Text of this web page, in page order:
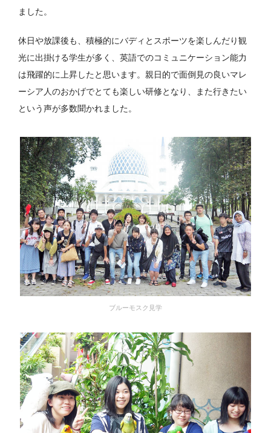
ました。
休日や放課後も、積極的にバディとスポーツを楽しんだり観
光に出掛ける学生が多く、英語でのコミュニケーション能力
は飛躍的に上昇したと思います。親日的で面倒見の良いマレ
ーシア人のおかげでとても楽しい研修となり、また行きたい
という声が多数聞かれました。
ブルーモスク見学